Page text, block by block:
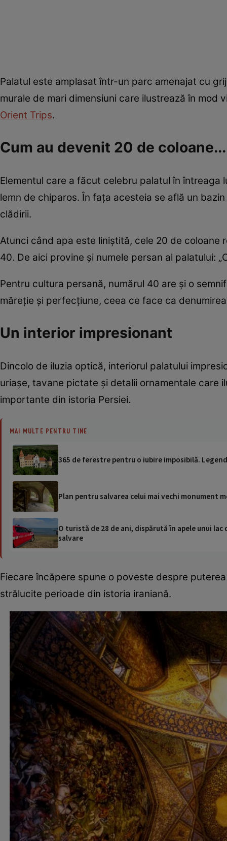
Palatul este amplasat într-un parc amenajat cu
murale de mari dimensiuni care ilustrează în
Orient Trips.
Cum au devenit 20 de
Elementul care a făcut celebru palatul în
lemn de chiparos. În fața acesteia se află un
clădirii.
Atunci când apa este liniștită, cele 20 de coloane
40. De aici provine și numele persan al palatului:
Pentru cultura persană, numărul 40 are și o
măreție și perfecțiune, ceea ce face ca
Un interior impresionant
Dincolo de iluzia optică, interiorul palatului
uriașe, tavane pictate și detalii ornamentale care
importante din istoria Persiei.
MAI MULTE PENTRU TINE
365 de ferestre pentru o iubire imposibilă.
Plan pentru salvarea celui mai vechi monument
O turistă de 28 de ani, dispărută în apele unui
salvare
Fiecare încăpere spune o poveste despre
strălucite perioade din istoria iraniană.